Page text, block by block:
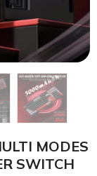
MODES
SWITCH